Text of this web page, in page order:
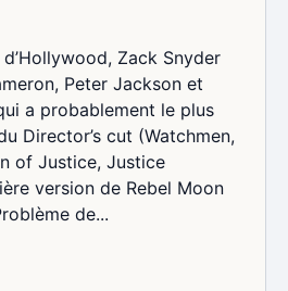
Zack Snyder
Peter Jackson et
a probablement le plus
Director’s cut (Watchmen,
of Justice, Justice
version de Rebel Moon
de...